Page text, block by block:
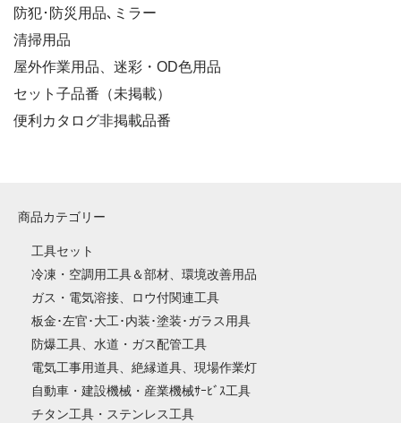
防犯･防災用品､ミラー
清掃用品
屋外作業用品、迷彩・OD色用品
セット子品番（未掲載）
便利カタログ非掲載品番
商品カテゴリー
工具セット
冷凍・空調用工具＆部材、環境改善用品
ガス・電気溶接、ロウ付関連工具
板金･左官･大工･内装･塗装･ガラス用具
防爆工具、水道・ガス配管工具
電気工事用道具、絶縁道具、現場作業灯
自動車・建設機械・産業機械ｻｰﾋﾞｽ工具
チタン工具・ステンレス工具